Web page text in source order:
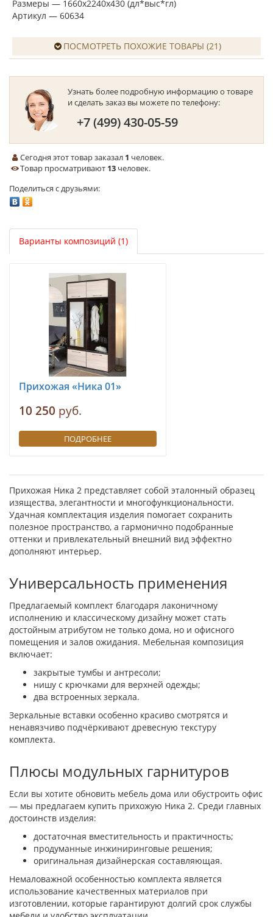
Размеры — 1660х2240х430 (дл*выс*гл)
Артикул — 60634
ПОСМОТРЕТЬ ПОХОЖИЕ ТОВАРЫ (21)
Узнать более подробную информацию о товаре
и сделать заказ вы можете по телефону:
+7 (499) 430-05-59
Сегодня этот товар заказал 1 человек.
Товар просматривают 13 человек.
Поделиться с друзьями:
Варианты композиций (1)
Прихожая «Ника 01»
10 250 руб.
ПОДРОБНЕЕ
Прихожая Ника 2 представляет собой эталонный образец
изящества, элегантности и многофункциональности.
Удачная комплектация изделия помогает сохранить
полезное пространство, а гармонично подобранные
оттенки и привлекательный внешний вид эффектно
дополняют интерьер.
Универсальность применения
Предлагаемый комплект благодаря лаконичному
исполнению и классическому дизайну может стать
достойным атрибутом не только дома, но и офисного
помещения и залов ожидания. Мебельная композиция
включает:
закрытые тумбы и антресоли;
нишу с крючками для верхней одежды;
два встроенных зеркала.
Зеркальные вставки особенно красиво смотрятся и
ненавязчиво подчёркивают древесную текстуру
комплекта.
Плюсы модульных гарнитуров
Если вы хотите обновить мебель дома или обустроить офис
— мы предлагаем купить прихожую Ника 2. Среди главных
достоинств изделия:
достаточная вместительность и практичность;
продуманные инжиниринговые решения;
оригинальная дизайнерская составляющая.
Немаловажной особенностью комплекта является
использование качественных материалов при
изготовлении, которые гарантируют долгий срок службы